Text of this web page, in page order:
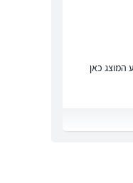
המוצג כאן